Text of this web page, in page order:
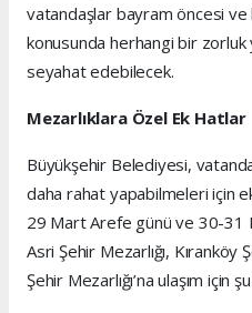
vatandaşlar bayram öncesi ve
konusunda herhangi bir
seyahat edebilecek.
Mezarlıklara Özel Ek Hatlar
Büyükşehir Belediyesi,
daha rahat yapabilmeleri için
29 Mart Arefe günü ve 30-31
Asri Şehir Mezarlığı, Kıranköy
Şehir Mezarlığı’na ulaşım